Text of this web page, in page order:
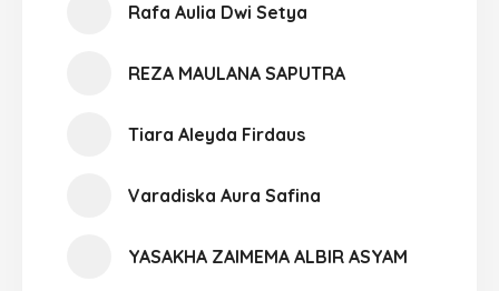
Rafa Aulia Dwi Setya
REZA MAULANA SAPUTRA
Tiara Aleyda Firdaus
Varadiska Aura Safina
YASAKHA ZAIMEMA ALBIR ASYAM